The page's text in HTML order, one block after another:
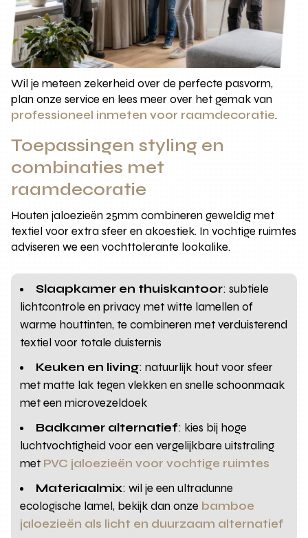
Wil je meteen zekerheid over de perfecte pasvorm,
plan onze service en lees meer over het gemak van
professioneel inmeten voor raamdecoratie.
Toepassingen styling en
combinaties met
raamdecoratie
Houten jaloezieën 25mm combineren geweldig met
textiel voor extra sfeer en akoestiek. In vochtige ruimtes
adviseren we een vochttolerante lookalike.
Slaapkamer en thuiskantoor: subtiele
lichtcontrole en privacy met witte lamellen of
warme houttinten, te combineren met verduisterend
textiel voor totale duisternis
Keuken en living: natuurlijk hout voor sfeer
met matte lak tegen vlekken en snelle schoonmaak
met een microvezeldoek
Badkamer alternatief: kies bij hoge
luchtvochtigheid voor een vergelijkbare uitstraling
met PVC jaloezieën voor vochtige ruimtes
Materiaalmix: wil je een ultradunne
ecologische lamel, bekijk dan onze bamboe
jaloezieën als licht en duurzaam alternatief